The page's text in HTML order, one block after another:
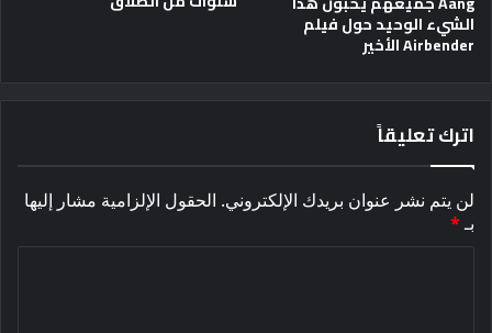
الشيء الوحيد حول فيلم
Airbender الأخير
اترك تعليقاً
لن يتم نشر عنوان بريدك الإلكتروني. الحقول الإلزامية مشار إليها
بـ*